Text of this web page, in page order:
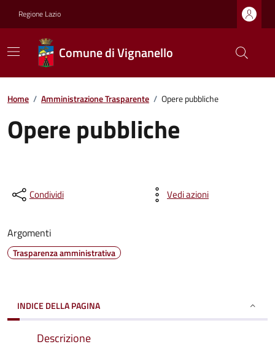
Regione Lazio
Comune di Vignanello
Home / Amministrazione Trasparente / Opere pubbliche
Opere pubbliche
Condividi Vedi azioni
Argomenti
Trasparenza amministrativa
INDICE DELLA PAGINA
Descrizione